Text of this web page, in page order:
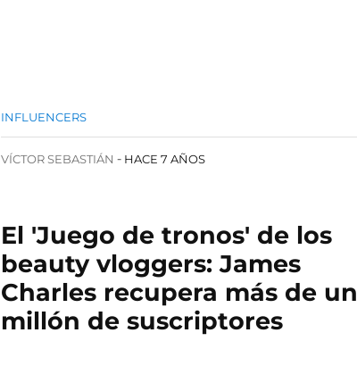
INFLUENCERS
VÍCTOR SEBASTIÁN HACE 7 AÑOS
El 'Juego de tronos' de los
beauty vloggers: James
Charles recupera más de un
millón de suscriptores